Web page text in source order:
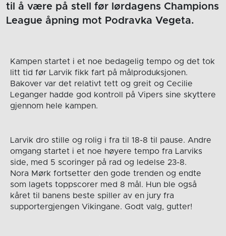
til å være på stell før lørdagens Champions
League åpning mot Podravka Vegeta.
Kampen startet i et noe bedagelig tempo og det tok
litt tid før Larvik fikk fart på målproduksjonen.
Bakover var det relativt tett og greit og Cecilie
Leganger hadde god kontroll på Vipers sine skyttere
gjennom hele kampen.
Larvik dro stille og rolig i fra til 18-8 til pause. Andre
omgang startet i et noe høyere tempo fra Larviks
side, med 5 scoringer på rad og ledelse 23-8.
Nora Mørk fortsetter den gode trenden og endte
som lagets toppscorer med 8 mål. Hun ble også
kåret til banens beste spiller av en jury fra
supportergjengen Vikingane. Godt valg, gutter!